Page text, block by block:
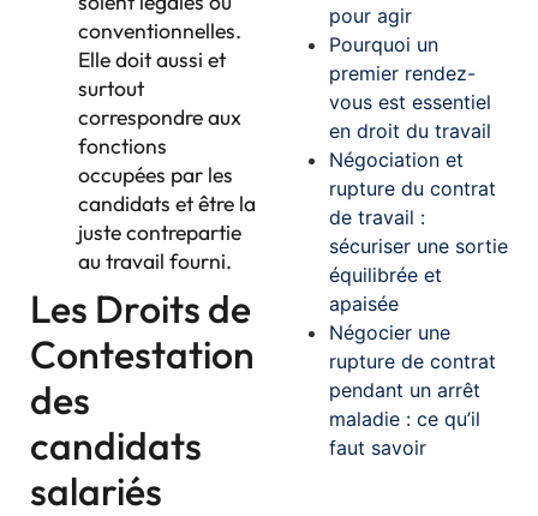
conventionnelles.
Elle doit aussi et
surtout
correspondre aux
fonctions
occupées par les
candidats et être la
juste contrepartie
au travail fourni.
Les Droits de
Contestation
des
candidats
salariés
pour agir
Pourquoi un
premier rendez-
vous est essentiel
en droit du travail
Négociation et
rupture du contrat
de travail :
sécuriser une sortie
équilibrée et
apaisée
Négocier une
rupture de contrat
pendant un arrêt
maladie : ce qu’il
faut savoir